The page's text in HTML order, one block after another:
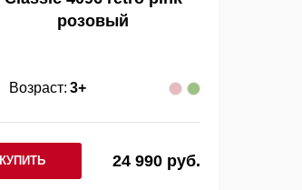
розовый
Возраст: 3+
КУПИТЬ 24 990 руб.